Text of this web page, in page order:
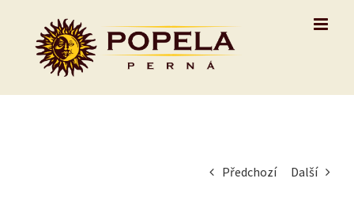
content
Předchozí Další